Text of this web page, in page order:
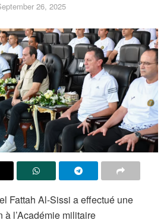
26, 2025
Fattah Al-Sissi a effectué une
à l’Académie militaire